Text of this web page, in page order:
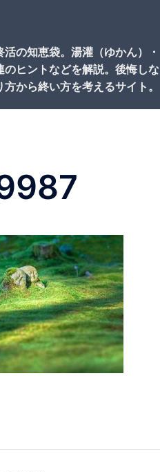
活の知恵袋。湯灌（ゆかん）・
のヒントなどを解説。後悔しな
から終い方を考えるサイト。